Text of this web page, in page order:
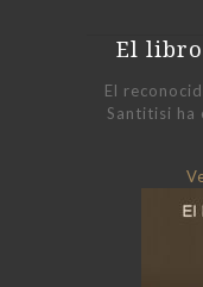
El
El
Santitisi ha